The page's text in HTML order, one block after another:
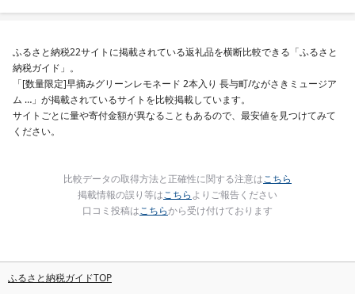
キング 1位 1万円以下
ふるさと納税22サイトに掲載されている返礼品を横断比較できる「ふるさと
納税ガイド」。
「[数量限定]早摘みグリーンレモネード 2本入り 長与町/ながさきミュージア
ム …」が掲載されているサイトを比較掲載しています。
サイトごとに量や寄付金額が異なることもあるので、最安値を見つけてみて
ください。
比較データの取得方法と正確性に関する注意はこちら
掲載情報の誤り等はこちらよりご報告ください
口コミ投稿はこちらから受け付けております
ふるさと納税ガイドTOP